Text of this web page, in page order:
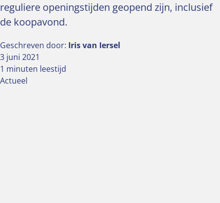
reguliere openingstijden geopend zijn, inclusief
de koopavond.
Geschreven door: Iris van Iersel
3 juni 2021
1 minuten leestijd
Actueel